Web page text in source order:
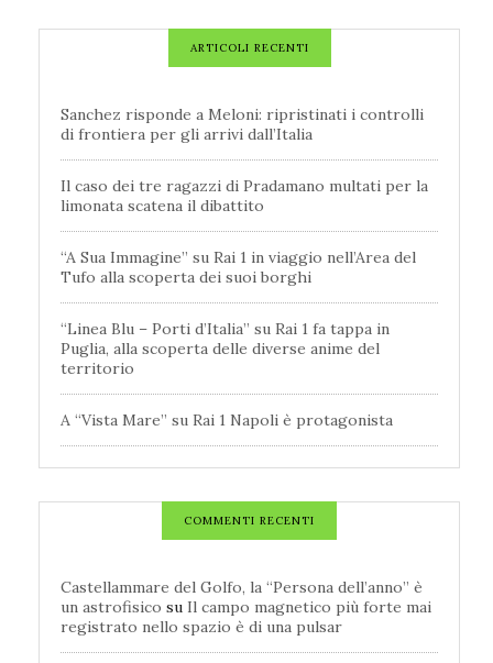
ARTICOLI RECENTI
Sanchez risponde a Meloni: ripristinati i controlli
di frontiera per gli arrivi dall’Italia
Il caso dei tre ragazzi di Pradamano multati per la
limonata scatena il dibattito
“A Sua Immagine” su Rai 1 in viaggio nell’Area del
Tufo alla scoperta dei suoi borghi
“Linea Blu – Porti d’Italia” su Rai 1 fa tappa in
Puglia, alla scoperta delle diverse anime del
territorio
A “Vista Mare” su Rai 1 Napoli è protagonista
COMMENTI RECENTI
Castellammare del Golfo, la “Persona dell’anno” è
un astrofisico su Il campo magnetico più forte mai
registrato nello spazio è di una pulsar